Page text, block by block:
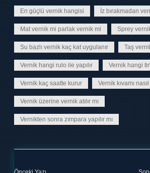
En güçlü vernik hangisi İz bırakmadan
Mat vernik mi parlak vernik mi Sprey
Su bazlı vernik kaç kat uygulanır Taş
Vernik hangi rulo ile yapılır Vernik hangi
Vernik kaç saatte kurur Vernik kıvamı
Vernik üzerine vernik atılır mı
Vernikten sonra zımpara yapılır mı